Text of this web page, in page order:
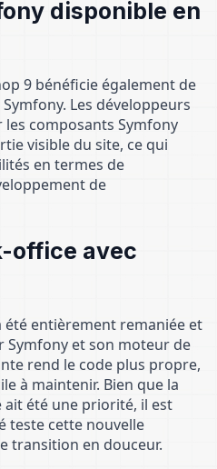
disponible en
9 bénéficie également de
Les développeurs
composants Symfony
visible du site, ce qui
en termes de
de
office avec
été entièrement remaniée et
et son moteur de
rend le code plus propre,
à maintenir. Bien que la
été une priorité, il est
teste cette nouvelle
transition en douceur.